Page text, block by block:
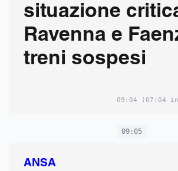
situazione
Ravenna e
treni sospesi
09:04 (07:04
09:05
ANSA